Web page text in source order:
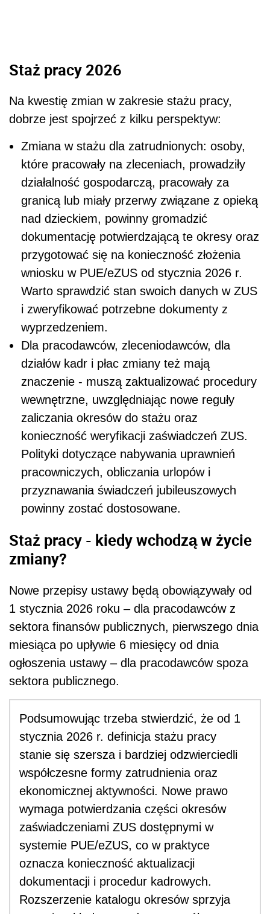
Staż pracy 2026
Na kwestię zmian w zakresie stażu pracy,
dobrze jest spojrzeć z kilku perspektyw:
Zmiana w stażu dla zatrudnionych: osoby,
które pracowały na zleceniach, prowadziły
działalność gospodarczą, pracowały za
granicą lub miały przerwy związane z opieką
nad dzieckiem, powinny gromadzić
dokumentację potwierdzającą te okresy oraz
przygotować się na konieczność złożenia
wniosku w PUE/eZUS od stycznia 2026 r.
Warto sprawdzić stan swoich danych w ZUS
i zweryfikować potrzebne dokumenty z
wyprzedzeniem.
Dla pracodawców, zleceniodawców, dla
działów kadr i płac zmiany też mają
znaczenie - muszą zaktualizować procedury
wewnętrzne, uwzględniając nowe reguły
zaliczania okresów do stażu oraz
konieczność weryfikacji zaświadczeń ZUS.
Polityki dotyczące nabywania uprawnień
pracowniczych, obliczania urlopów i
przyznawania świadczeń jubileuszowych
powinny zostać dostosowane.
Staż pracy - kiedy wchodzą w życie
zmiany?
Nowe przepisy ustawy będą obowiązywały od
1 stycznia 2026 roku – dla pracodawców z
sektora finansów publicznych, pierwszego dnia
miesiąca po upływie 6 miesięcy od dnia
ogłoszenia ustawy – dla pracodawców spoza
sektora publicznego.
Podsumowując trzeba stwierdzić, że od 1
stycznia 2026 r. definicja stażu pracy
stanie się szersza i bardziej odzwierciedli
współczesne formy zatrudnienia oraz
ekonomicznej aktywności. Nowe prawo
wymaga potwierdzania części okresów
zaświadczeniami ZUS dostępnymi w
systemie PUE/eZUS, co w praktyce
oznacza konieczność aktualizacji
dokumentacji i procedur kadrowych.
Rozszerzenie katalogu okresów sprzyja